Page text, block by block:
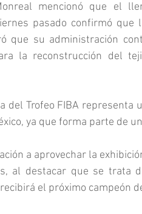
mencionó que el
pasado confirmó
que su administración
la reconstrucción del
del Trofeo FIBA representa
ya que forma parte de
a aprovechar la
al destacar que se trata
el próximo campeón